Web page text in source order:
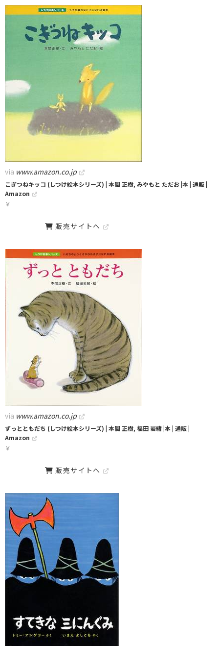
via www.amazon.co.jp
こぎつねキッコ (しつけ絵本シリーズ) | 本間 正樹, みやもと ただお |本 | 通販 |
Amazon
￥
販売サイトへ
via www.amazon.co.jp
ずっとともだち (しつけ絵本シリーズ) | 本間 正樹, 福田 岩緒 |本 | 通販 |
Amazon
￥
販売サイトへ